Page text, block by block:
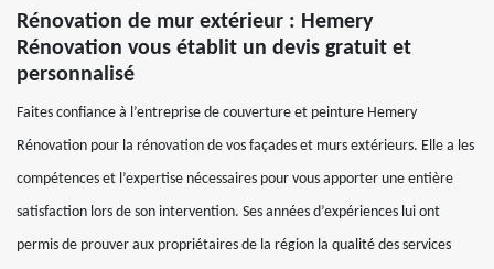
Rénovation de mur extérieur : Hemery
Rénovation vous établit un devis gratuit et
personnalisé
Faites confiance à l’entreprise de couverture et peinture Hemery
Rénovation pour la rénovation de vos façades et murs extérieurs. Elle a les
compétences et l’expertise nécessaires pour vous apporter une entière
satisfaction lors de son intervention. Ses années d’expériences lui ont
permis de prouver aux propriétaires de la région la qualité des services